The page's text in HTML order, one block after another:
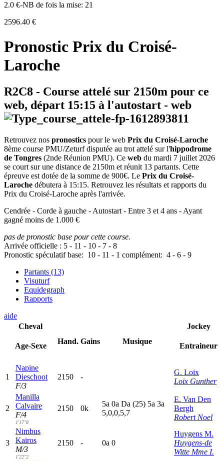
2.0 €-NB de fois la mise: 21
2596.40 €
Pronostic Prix du Croisé-
Laroche
R2C8 - Course attelé sur 2150m pour ce
web, départ 15:15 à l'autostart - web
Retrouvez nos pronostics pour le web Prix du Croisé-Laroche
8ème course PMU/Zeturf disputée au trot attelé sur l'hippodrome
de Tongres (2nde Réunion PMU). Ce web du mardi 7 juillet 2026
se court sur une distance de 2150m et réunit 13 partants. Cette
épreuve est dotée de la somme de 900€. Le Prix du Croisé-
Laroche débutera à 15:15. Retrouvez les résultats et rapports du
Prix du Croisé-Laroche après l'arrivée.
Cendrée - Corde à gauche - Autostart - Entre 3 et 4 ans - Ayant
gagné moins de 1.000 €
pas de pronostic base pour cette course.
Arrivée officielle : 5 - 11 - 10 - 7 - 8
Pronostic spéculatif base: 10 - 11 - 1 complément: 4 - 6 - 9
Partants (13)
Visuturf
Equidegraph
Rapports
aide
Cheval
Age-Sexe
Hand. Gains Musique
Jockey
Entraineur
1
Napine
Dieschoot
F/3
2150 -
G. Loix
Loix Gunther
2
Manilla
Calvaire
F/4
1'17"8
2150 0k
5a 0a Da (25) 5a 3a
5,0,0,5,7
E. Van Den
Bergh
Robert Noel
3
Nimbus
Kairos
M/3
1'22"2
2150 - 0a 0
Huygens M.
Huygens-de
Witte Mme I.